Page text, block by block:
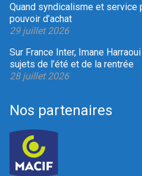
Quand syndicalisme et service
pouvoir d’achat
29 juillet 2026
Sur France Inter, Imane
sujets de l’été et de la rentrée
28 juillet 2026
Nos partenaires